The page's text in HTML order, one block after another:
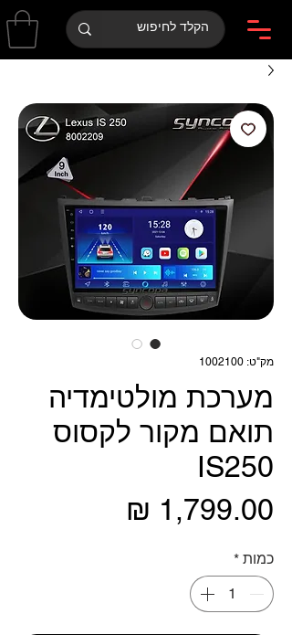
מק"ט: 1002100
מערכת מולטימדיה
תואם מקור לקסוס
IS250
כמות *